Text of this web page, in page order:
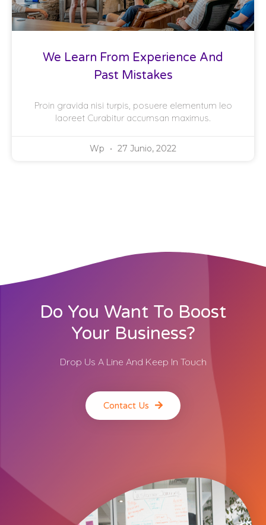
We Learn From Experience And
Past Mistakes
Proin gravida nisi turpis, posuere elementum leo
laoreet Curabitur accumsan maximus.
Wp 27 Junio, 2022
Do You Want To Boost
Your Business?
Drop Us A Line And Keep In Touch
Contact Us